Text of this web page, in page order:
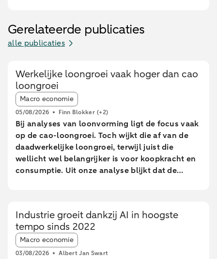
Gerelateerde publicaties
alle publicaties
Werkelijke loongroei vaak hoger dan cao
loongroei
Article tags:
Macro economie
05/08/2026 Finn Blokker (+2)
Bij analyses van loonvorming ligt de focus vaak
op de cao-loongroei. Toch wijkt die af van de
daadwerkelijke loongroei, terwijl juist die
wellicht wel belangrijker is voor koopkracht en
consumptie. Uit onze analyse blijkt dat de
blijkt uit een analyse van geanonimiseerde en
geaggregeerde transactiegegevens.
Industrie groeit dankzij AI in hoogste
tempo sinds 2022
Article tags:
Macro economie
03/08/2026 Albert Jan Swart